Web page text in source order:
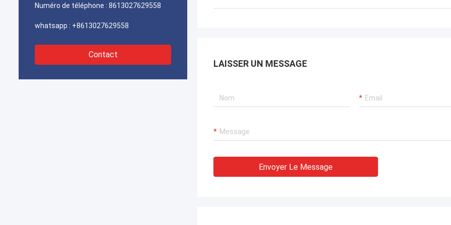
rapidement. Nous sommes très heureux
confiance.
Numéro de téléphone : 8613027629558
whatsapp : +8613027629558
Contact
LAISSER UN MESSAGE
Envoyer Le Message